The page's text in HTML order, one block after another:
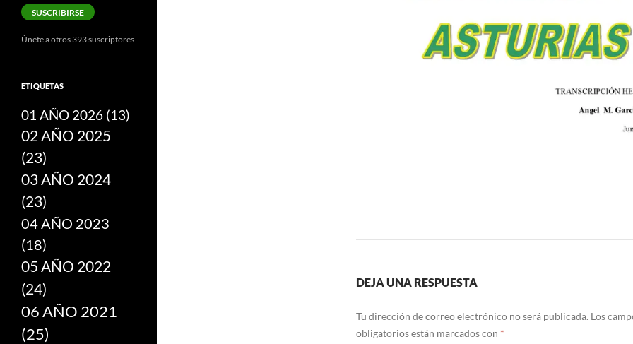
DEJA UNA RESPUESTA
Tu dirección de correo electrónico no será publicada. Los
obligatorios están marcados con *
correo
electrónico
SUSCRIBIRSE
Únete a otros 393 suscriptores
ETIQUETAS
01 AÑO 2026 (13)
02 AÑO 2025
(23)
03 AÑO 2024
(23)
04 AÑO 2023
(18)
05 AÑO 2022
(24)
06 AÑO 2021
(25)